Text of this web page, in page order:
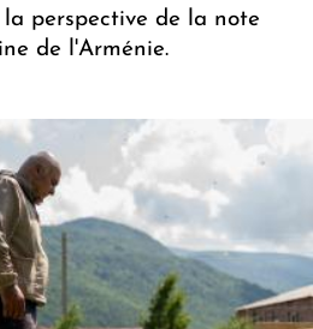
la perspective de la note
de l'Arménie.